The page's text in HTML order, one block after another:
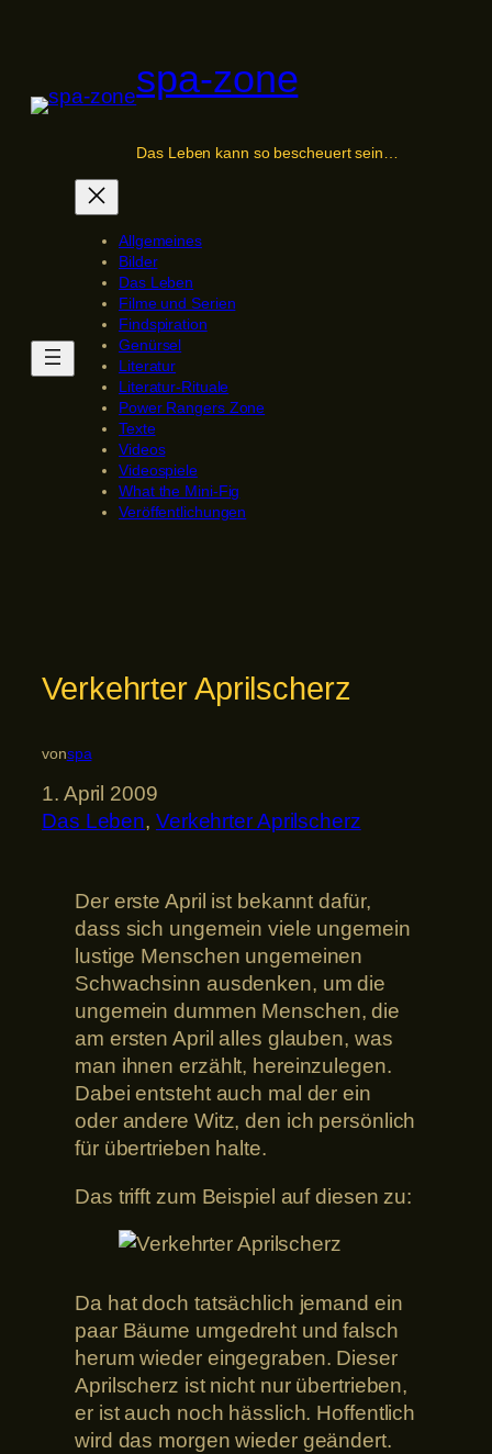
spa-zone
Das Leben kann so bescheuert sein…
Allgemeines
Bilder
Das Leben
Filme und Serien
Findspiration
Genürsel
Literatur
Literatur-Rituale
Power Rangers Zone
Texte
Videos
Videospiele
What the Mini-Fig
Veröffentlichungen
Verkehrter Aprilscherz
vonspa
1. April 2009
Das Leben, Verkehrter Aprilscherz
Der erste April ist bekannt dafür,
dass sich ungemein viele ungemein
lustige Menschen ungemeinen
Schwachsinn ausdenken, um die
ungemein dummen Menschen, die
am ersten April alles glauben, was
man ihnen erzählt, hereinzulegen.
Dabei entsteht auch mal der ein
oder andere Witz, den ich persönlich
für übertrieben halte.
Das trifft zum Beispiel auf diesen zu:
Da hat doch tatsächlich jemand ein
paar Bäume umgedreht und falsch
herum wieder eingegraben. Dieser
Aprilscherz ist nicht nur übertrieben,
er ist auch noch hässlich. Hoffentlich
wird das morgen wieder geändert.